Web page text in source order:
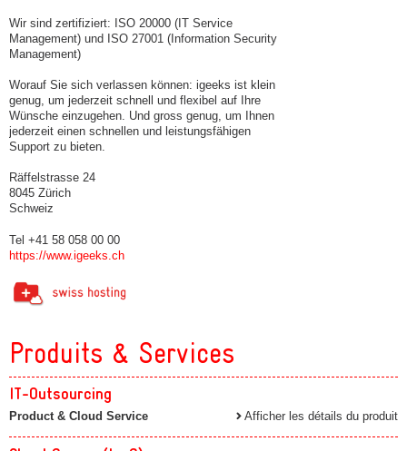
Wir sind zertifiziert: ISO 20000 (IT Service
Management) und ISO 27001 (Information Security
Management)
Worauf Sie sich verlassen können: igeeks ist klein
genug, um jederzeit schnell und flexibel auf Ihre
Wünsche einzugehen. Und gross genug, um Ihnen
jederzeit einen schnellen und leistungsfähigen
Support zu bieten.
Räffelstrasse 24
8045 Zürich
Schweiz
Tel +41 58 058 00 00
https://www.igeeks.ch
Produits & Services
IT-Outsourcing
Product & Cloud Service Afficher les détails du produit